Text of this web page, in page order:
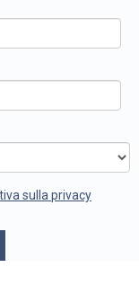
sulla privacy